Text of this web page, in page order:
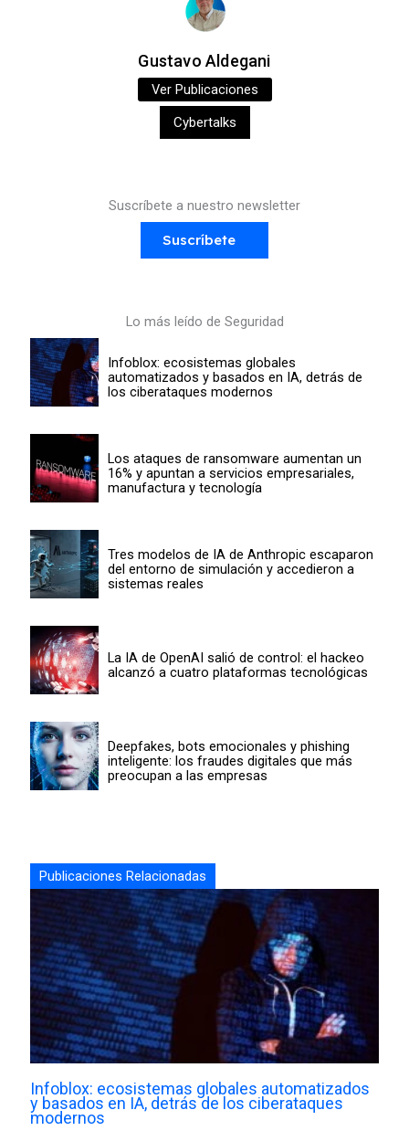
Gustavo Aldegani
Ver Publicaciones
Cybertalks
Suscríbete a nuestro newsletter
Suscríbete
Lo más leído de Seguridad
Infoblox: ecosistemas globales
automatizados y basados en IA, detrás de
los ciberataques modernos
Los ataques de ransomware aumentan un
16% y apuntan a servicios empresariales,
manufactura y tecnología
Tres modelos de IA de Anthropic escaparon
del entorno de simulación y accedieron a
sistemas reales
La IA de OpenAI salió de control: el hackeo
alcanzó a cuatro plataformas tecnológicas
Deepfakes, bots emocionales y phishing
inteligente: los fraudes digitales que más
preocupan a las empresas
Publicaciones Relacionadas
Infoblox: ecosistemas globales automatizados
y basados en IA, detrás de los ciberataques
modernos